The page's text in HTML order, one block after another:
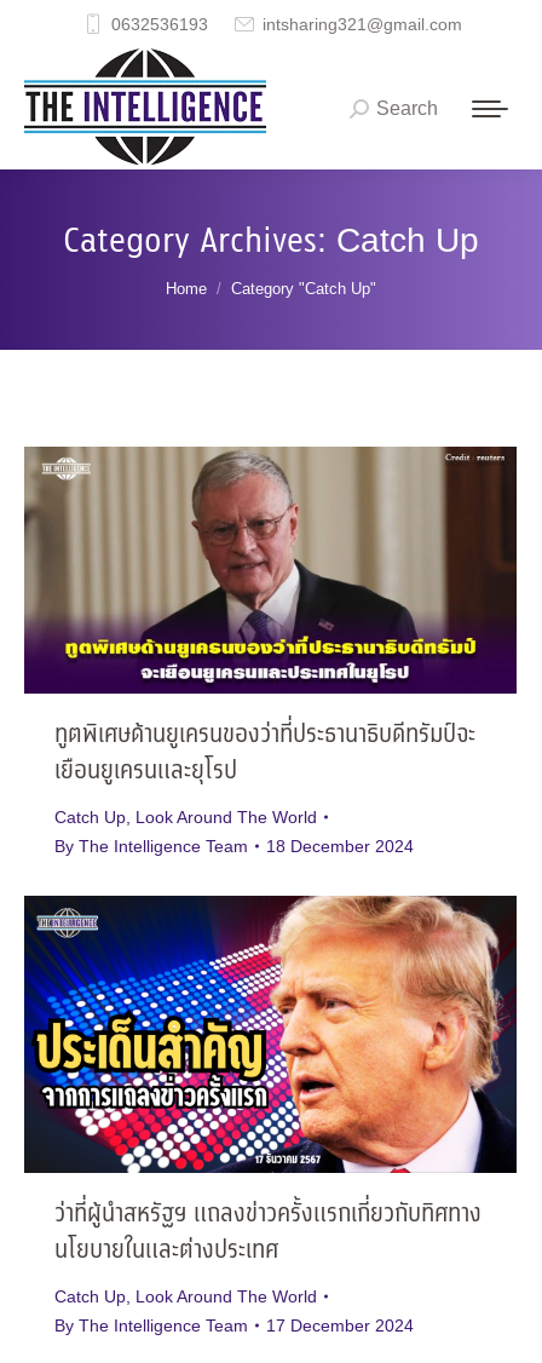
0632536193 intsharing321@gmail.com
Search:
Search
Category Archives: Catch Up
You are here:
Home Category "Catch Up"
ทูตพิเศษด้านยูเครนของว่าที่ประธานาธิบดีทรัมป์จะ
เยือนยูเครนและยุโรป
Catch Up Look Around The World
By The Intelligence Team 18 December 2024
ว่าที่ผู้นำสหรัฐฯ แถลงข่าวครั้งแรกเกี่ยวกับทิศทาง
นโยบายในและต่างประเทศ
Catch Up Look Around The World
By The Intelligence Team 17 December 2024